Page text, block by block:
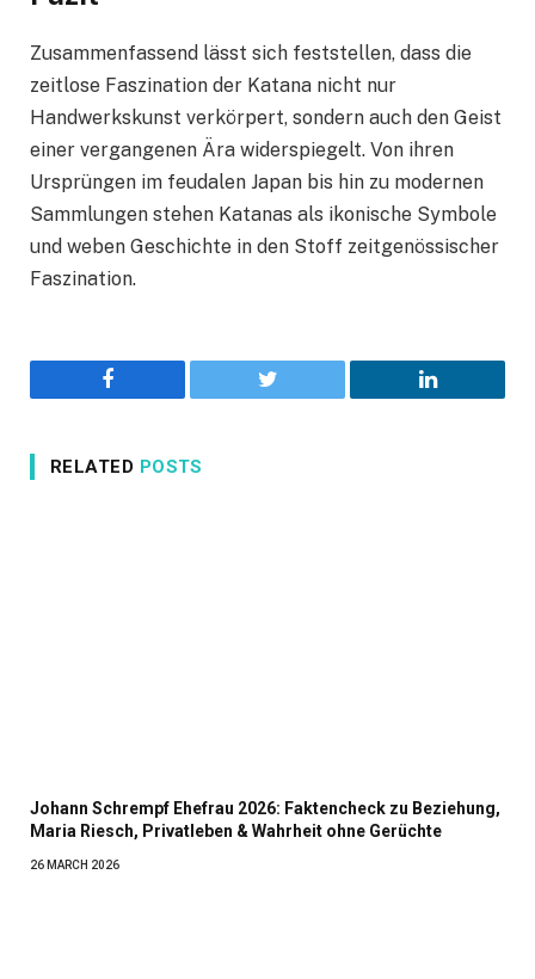
Zusammenfassend lässt sich feststellen, dass die
zeitlose Faszination der Katana nicht nur
Handwerkskunst verkörpert, sondern auch den Geist
einer vergangenen Ära widerspiegelt. Von ihren
Ursprüngen im feudalen Japan bis hin zu modernen
Sammlungen stehen Katanas als ikonische Symbole
und weben Geschichte in den Stoff zeitgenössischer
Faszination.
Facebook Twitter LinkedIn
RELATED POSTS
Johann Schrempf Ehefrau 2026: Faktencheck zu Beziehung,
Maria Riesch, Privatleben & Wahrheit ohne Gerüchte
26 MARCH 2026